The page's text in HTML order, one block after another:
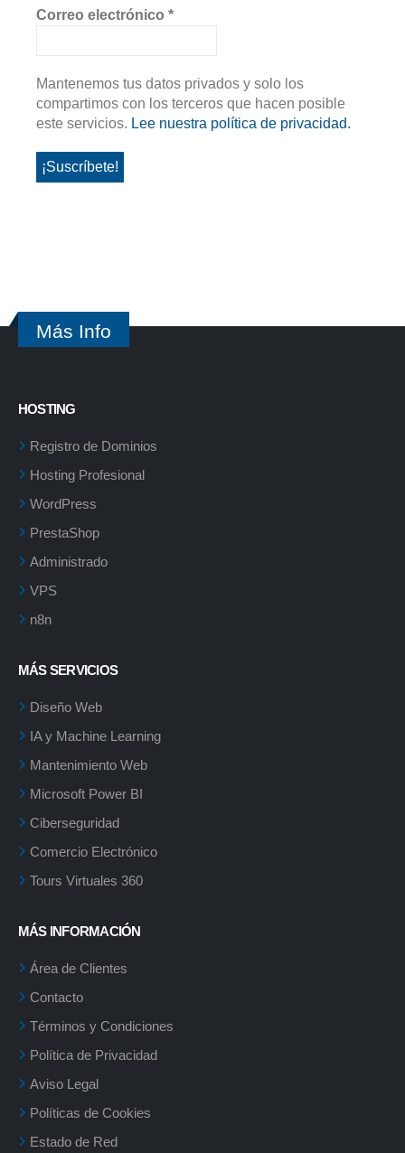
Correo electrónico *
Mantenemos tus datos privados y solo los
compartimos con los terceros que hacen posible
este servicios. Lee nuestra política de privacidad.
Más Info
HOSTING
Registro de Dominios
Hosting Profesional
WordPress
PrestaShop
Administrado
VPS
n8n
MÁS SERVICIOS
Diseño Web
IA y Machine Learning
Mantenimiento Web
Microsoft Power BI
Ciberseguridad
Comercio Electrónico
Tours Virtuales 360
MÁS INFORMACIÓN
Área de Clientes
Contacto
Términos y Condiciones
Política de Privacidad
Aviso Legal
Políticas de Cookies
Estado de Red